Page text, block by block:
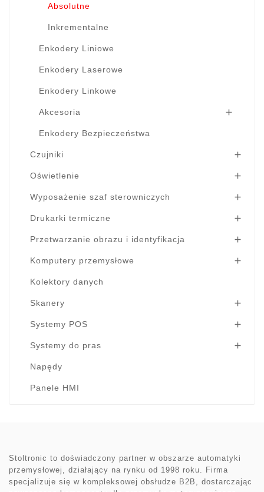
Absolutne
Inkrementalne
Enkodery Liniowe
Enkodery Laserowe
Enkodery Linkowe
Akcesoria 
Enkodery Bezpieczeństwa
Czujniki 
Oświetlenie 
Wyposażenie szaf sterowniczych 
Drukarki termiczne 
Przetwarzanie obrazu i identyfikacja 
Komputery przemysłowe 
Kolektory danych
Skanery 
Systemy POS 
Systemy do pras 
Napędy
Panele HMI
Stoltronic to doświadczony partner w obszarze automatyki
przemysłowej, działający na rynku od 1998 roku. Firma
specjalizuje się w kompleksowej obsłudze B2B, dostarczając